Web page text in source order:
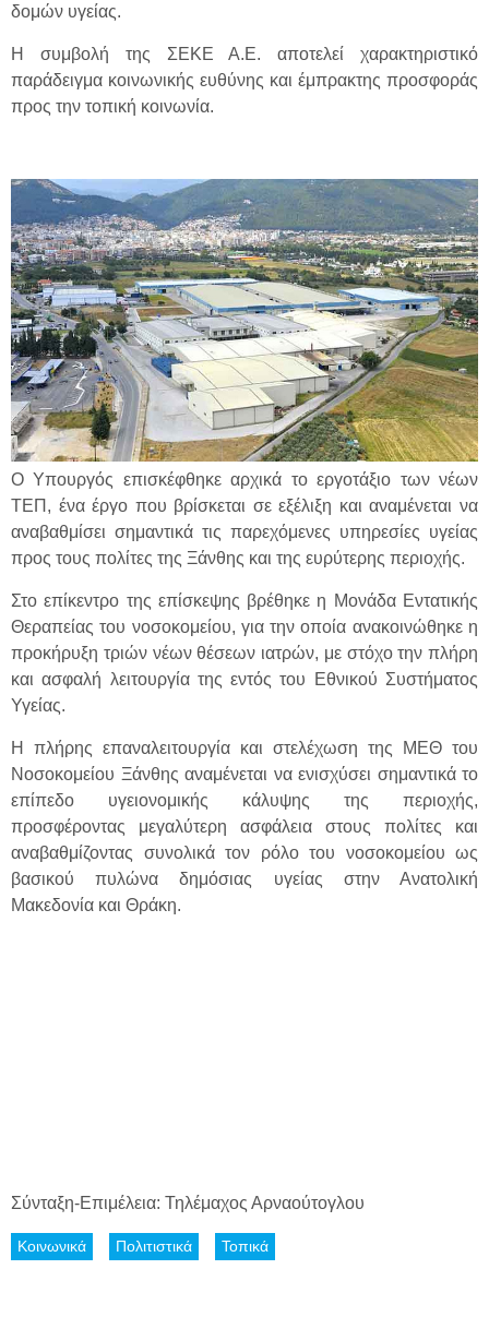
δομών υγείας.
Η συμβολή της ΣΕΚΕ Α.Ε. αποτελεί χαρακτηριστικό
παράδειγμα κοινωνικής ευθύνης και έμπρακτης προσφοράς
προς την τοπική κοινωνία.
Ο Υπουργός επισκέφθηκε αρχικά το εργοτάξιο των νέων
ΤΕΠ, ένα έργο που βρίσκεται σε εξέλιξη και αναμένεται να
αναβαθμίσει σημαντικά τις παρεχόμενες υπηρεσίες υγείας
προς τους πολίτες της Ξάνθης και της ευρύτερης περιοχής.
Στο επίκεντρο της επίσκεψης βρέθηκε η Μονάδα Εντατικής
Θεραπείας του νοσοκομείου, για την οποία ανακοινώθηκε η
προκήρυξη τριών νέων θέσεων ιατρών, με στόχο την πλήρη
και ασφαλή λειτουργία της εντός του Εθνικού Συστήματος
Υγείας.
Η πλήρης επαναλειτουργία και στελέχωση της ΜΕΘ του
Νοσοκομείου Ξάνθης αναμένεται να ενισχύσει σημαντικά το
επίπεδο υγειονομικής κάλυψης της περιοχής,
προσφέροντας μεγαλύτερη ασφάλεια στους πολίτες και
αναβαθμίζοντας συνολικά τον ρόλο του νοσοκομείου ως
βασικού πυλώνα δημόσιας υγείας στην Ανατολική
Μακεδονία και Θράκη.
Σύνταξη-Επιμέλεια: Τηλέμαχος Αρναούτογλου
Κοινωνικά Πολιτιστικά Τοπικά